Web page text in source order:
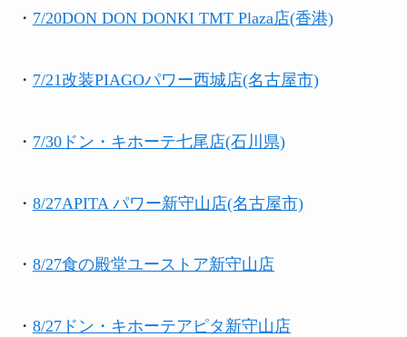
・ 7/20DON DON DONKI TMT Plaza店(香港)
・ 7/21改装PIAGOパワー西城店(名古屋市)
・ 7/30ドン・キホーテ七尾店(石川県)
・ 8/27APITA パワー新守山店(名古屋市)
・ 8/27食の殿堂ユーストア新守山店
・ 8/27ドン・キホーテアピタ新守山店